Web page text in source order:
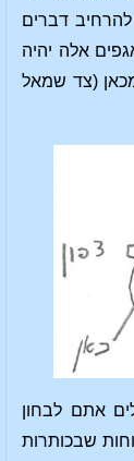
להרחיב דברים
אלה יהיה
(צד שמאל
אתם לבחון
שבכותרות